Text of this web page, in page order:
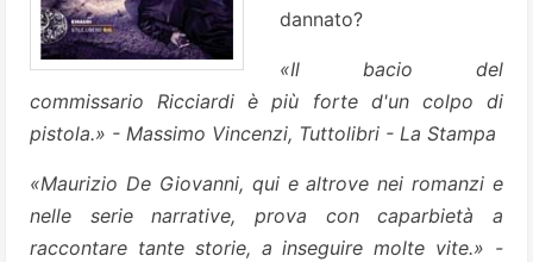
dannato?
«Il bacio del
commissario Ricciardi è più forte d'un colpo di
pistola.» - Massimo Vincenzi, Tuttolibri - La Stampa
«Maurizio De Giovanni, qui e altrove nei romanzi e
nelle serie narrative, prova con caparbietà a
raccontare tante storie, a inseguire molte vite.» -